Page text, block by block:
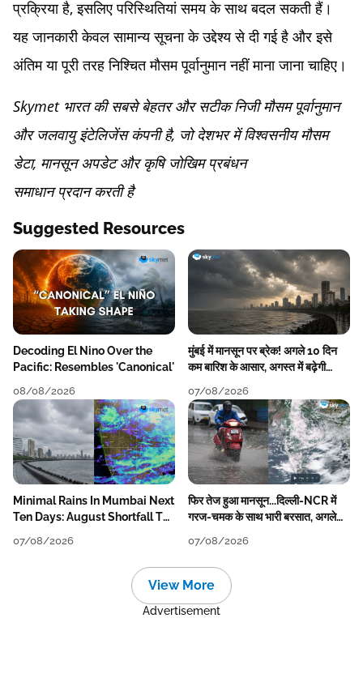
प्रक्रिया है, इसलिए परिस्थितियां समय के साथ बदल सकती हैं।
यह जानकारी केवल सामान्य सूचना के उद्देश्य से दी गई है और इसे
अंतिम या पूरी तरह निश्चित मौसम पूर्वानुमान नहीं माना जाना चाहिए।
Skymet भारत की सबसे बेहतर और सटीक निजी मौसम पूर्वानुमान
और जलवायु इंटेलिजेंस कंपनी है, जो देशभर में विश्वसनीय मौसम
डेटा, मानसून अपडेट और कृषि जोखिम प्रबंधन
समाधान प्रदान करती है
Suggested Resources
Decoding El Nino Over the
Pacific: Resembles 'Canonical'
08/08/2026
मुंबई में मानसून पर ब्रेक! अगले 10 दिन
कम बारिश के आसार, अगस्त में बढ़ेगी
07/08/2026
Minimal Rains In Mumbai Next
Ten Days: August Shortfall To
07/08/2026
फिर तेज हुआ मानसून...दिल्ली-NCR में
गरज-चमक के साथ भारी बरसात, अगले
07/08/2026
View More
Advertisement